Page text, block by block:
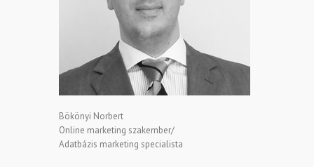
Bökönyi Norbert
Online marketing szakember/
Adatbázis marketing specialista